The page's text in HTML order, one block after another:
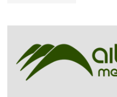
GENERAL
EXTRAORDINARIA"